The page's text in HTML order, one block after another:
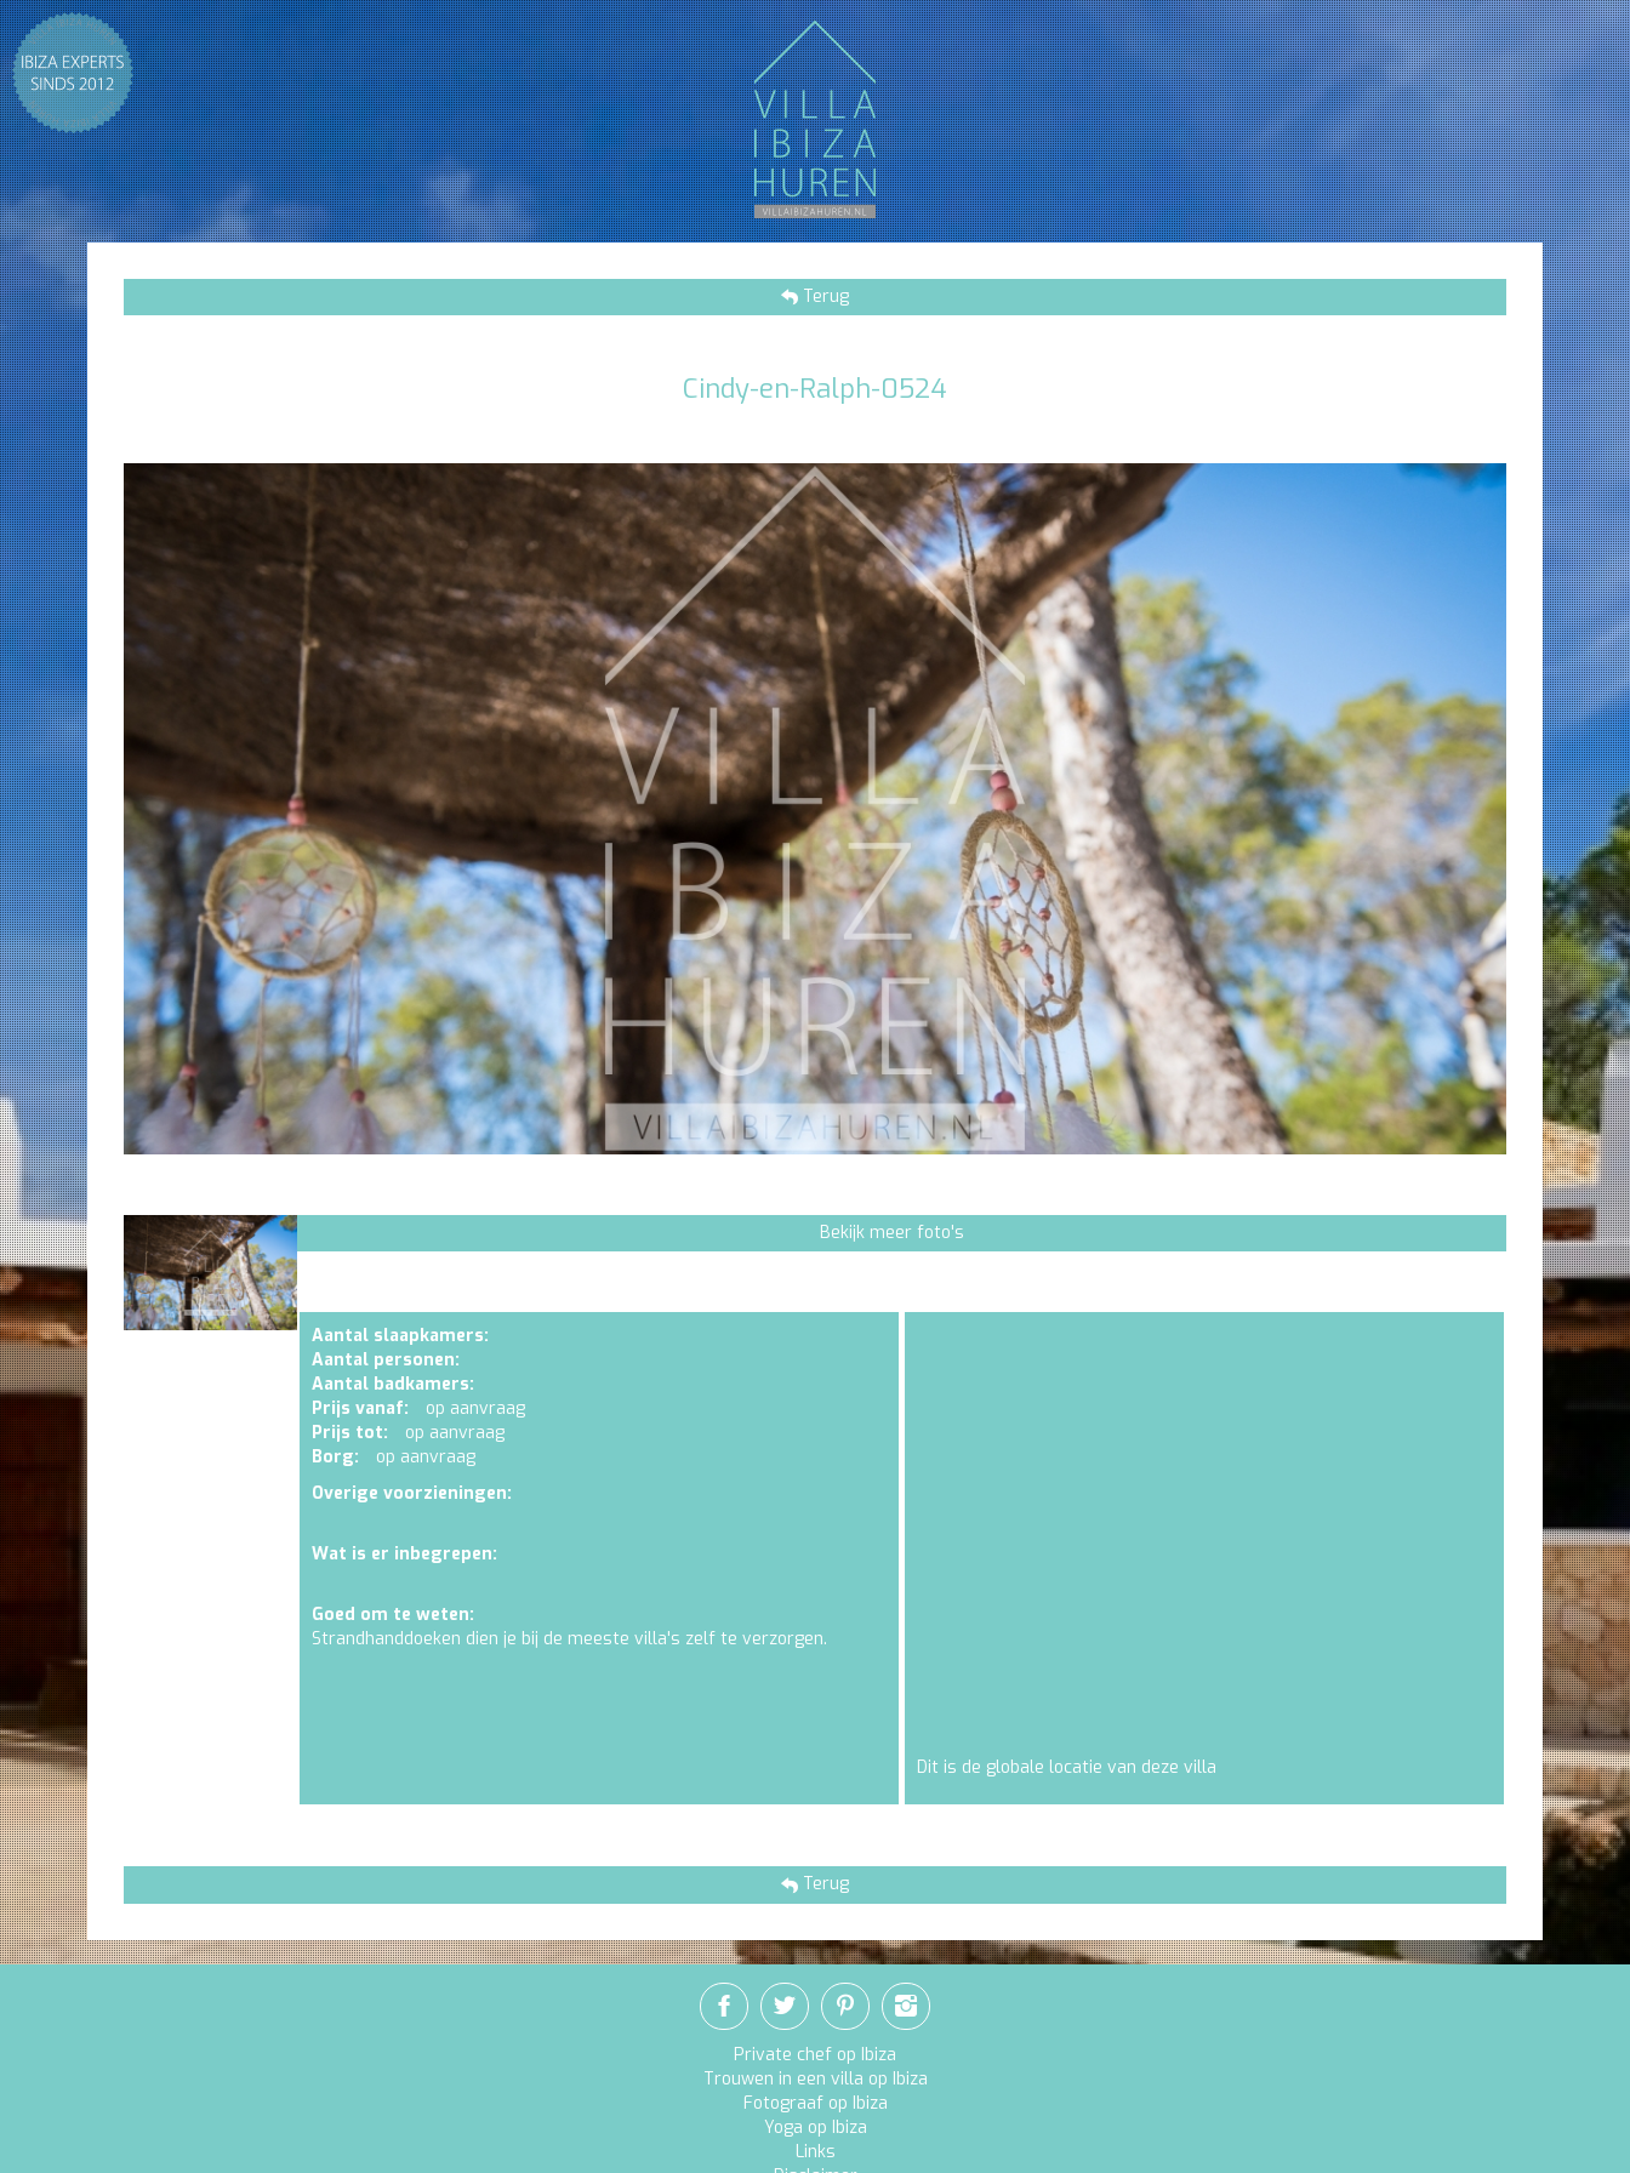
Terug
Cindy-en-Ralph-0524
Bekijk meer foto's
Aantal slaapkamers:
Aantal personen:
Aantal badkamers:
Prijs vanaf:
op aanvraag
Prijs tot:
op aanvraag
Borg:
op aanvraag
Overige voorzieningen:
Wat is er inbegrepen:
Goed om te weten:
Strandhanddoeken dien je bij de meeste villa's zelf te verzorgen.
Dit is de globale locatie van deze villa
Terug
Private chef op Ibiza
Trouwen in een villa op Ibiza
Fotograaf op Ibiza
Yoga op Ibiza
Links